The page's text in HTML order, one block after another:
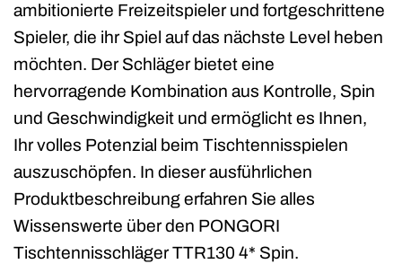
ambitionierte Freizeitspieler und fortgeschrittene
Spieler, die ihr Spiel auf das nächste Level heben
möchten. Der Schläger bietet eine
hervorragende Kombination aus Kontrolle, Spin
und Geschwindigkeit und ermöglicht es Ihnen,
Ihr volles Potenzial beim Tischtennisspielen
auszuschöpfen. In dieser ausführlichen
Produktbeschreibung erfahren Sie alles
Wissenswerte über den PONGORI
Tischtennisschläger TTR130 4* Spin.